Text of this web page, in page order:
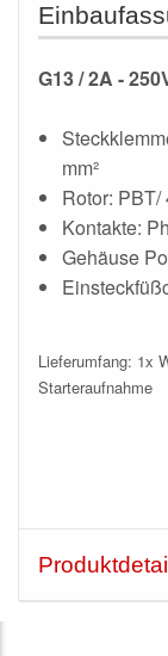
G13 / 2A -
mm²
Rotor: PBT/
Kontakte:
Gehäuse
Lieferumfang: 1x
Starteraufnahme